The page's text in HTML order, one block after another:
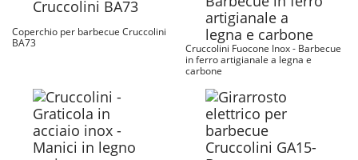
Coperchio per barbecue Cruccolini
BA73
Cruccolini Fuocone Inox - Barbecue
in ferro artigianale a legna e
carbone